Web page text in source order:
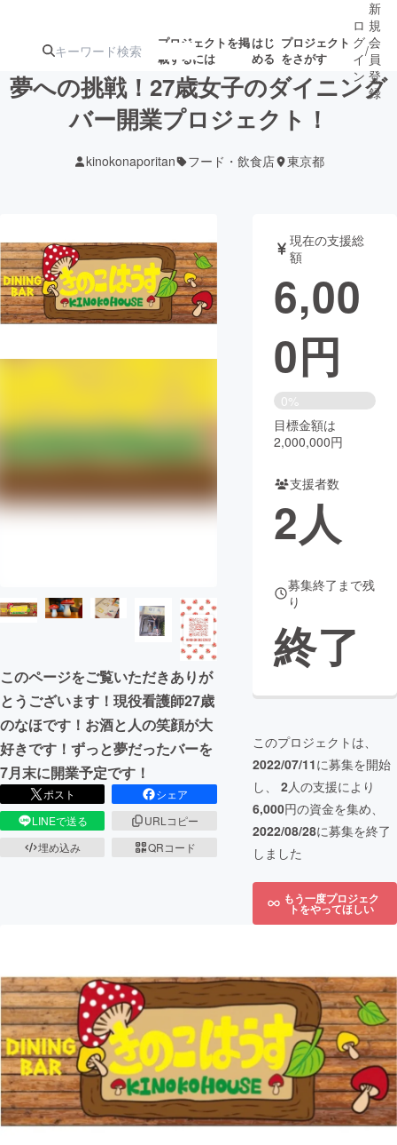
プロジェクトを掲
載するには
はじ
める
プロジェクト
をさがす
ターン
ジェクト
募集終了が近いプ
ロジェクト
されます
音楽
テクノロジー・ガジェット ゲーム・サ
書籍・雑誌
チャレンジ
まちづくり・地域活性化
CAMPFIRE for Social Good
CAMPFIRE Creation
CAMPFIREふるさと納税machi-ya コミュニティ
ロ
グ
イ
ン
/
新
規
会
員
登
録
夢への挑戦！27歳女子のダイニング
バー開業プロジェクト！
kinokonaporitan フード・飲食店 東京都
このページをご覧いただきありが
とうございます！現役看護師27歳
のなほです！お酒と人の笑顔が大
好きです！ずっと夢だったバーを
7月末に開業予定です！
ポスト
シェア
LINEで送る
URLコピー
埋め込み
QRコード
現在の支援総
額
6,00
0円
0%
目標金額は
2,000,000円
支援者数
2人
募集終了まで残
り
終了
このプロジェクトは、
2022/07/11に募集を開始
し、 2人の支援により
6,000円の資金を集め、
2022/08/28に募集を終了
しました
もう一度プロジェク
トをやってほしい